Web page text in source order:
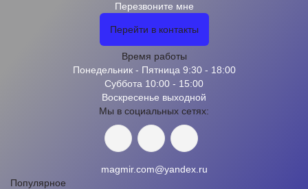
Перезвоните мне
Перейти в контакты
Время работы
Понедельник - Пятница 9:30 - 18:00
Суббота 10:00 - 15:00
Воскресенье выходной
Мы в социальных сетях:
magmir.com@yandex.ru
Популярное